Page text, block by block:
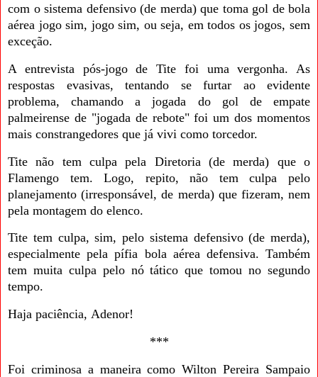
com o sistema defensivo (de merda) que toma gol de bola
aérea jogo sim, jogo sim, ou seja, em todos os jogos, sem
exceção.
A entrevista pós-jogo de Tite foi uma vergonha. As
respostas evasivas, tentando se furtar ao evidente
problema, chamando a jogada do gol de empate
palmeirense de "jogada de rebote" foi um dos momentos
mais constrangedores que já vivi como torcedor.
Tite não tem culpa pela Diretoria (de merda) que o
Flamengo tem. Logo, repito, não tem culpa pelo
planejamento (irresponsável, de merda) que fizeram, nem
pela montagem do elenco.
Tite tem culpa, sim, pelo sistema defensivo (de merda),
especialmente pela pífia bola aérea defensiva. Também
tem muita culpa pelo nó tático que tomou no segundo
tempo.
Haja paciência, Adenor!
***
Foi criminosa a maneira como Wilton Pereira Sampaio